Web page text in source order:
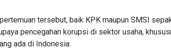
tersebut, baik KPK maupun SMSI
pencegahan korupsi di sektor usaha,
ada di Indonesia.